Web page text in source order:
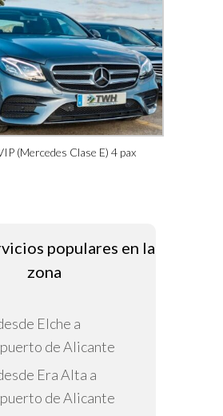
(Mercedes Clase E) 4 pax
populares en la
zona
Elche a
de Alicante
Era Alta a
de Alicante